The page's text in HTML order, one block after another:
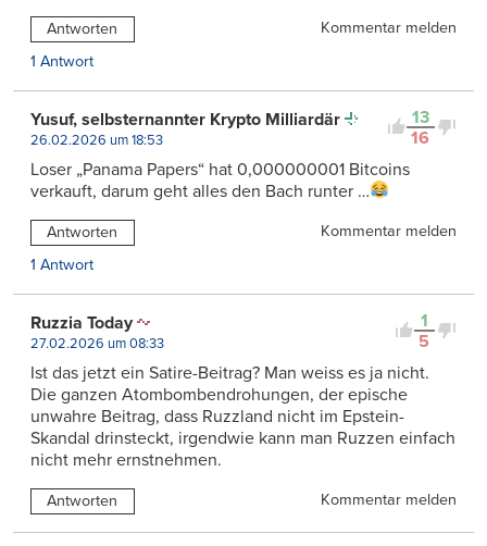
Antworten
Kommentar melden
1 Antwort
13
16
Yusuf, selbsternannter Krypto Milliardär
26.02.2026 um 18:53
Loser „Panama Papers“ hat 0,000000001 Bitcoins
verkauft, darum geht alles den Bach runter …
Antworten
Kommentar melden
1 Antwort
1
5
Ruzzia Today
27.02.2026 um 08:33
Ist das jetzt ein Satire-Beitrag? Man weiss es ja nicht.
Die ganzen Atombombendrohungen, der epische
unwahre Beitrag, dass Ruzzland nicht im Epstein-
Skandal drinsteckt, irgendwie kann man Ruzzen einfach
nicht mehr ernstnehmen.
Antworten Kommentar melden